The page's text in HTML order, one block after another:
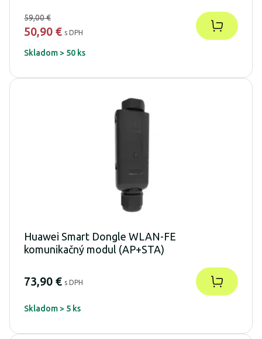
59,00 €
50,90 € s DPH
Skladom > 50 ks
Huawei Smart Dongle WLAN-FE
komunikačný modul (AP+STA)
73,90 € s DPH
Skladom > 5 ks